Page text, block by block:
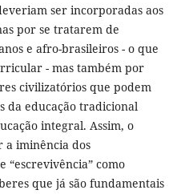
ser incorporadas aos
por se tratarem de
e afro-brasileiros - o que
- mas também por
civilizatórios que podem
da educação tradicional
integral. Assim, o
a iminência dos
“escrevivência” como
que já são fundamentais